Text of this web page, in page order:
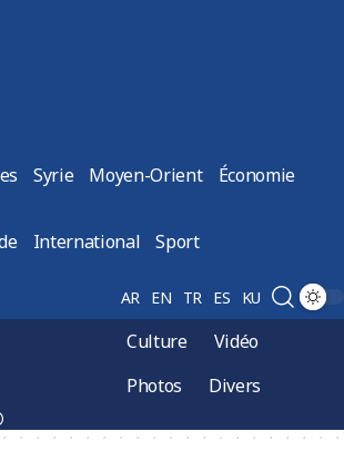
Syrie Moyen-Orient Économie
International Sport
AR EN TR ES KU
Culture
Vidéo
Photos
Divers